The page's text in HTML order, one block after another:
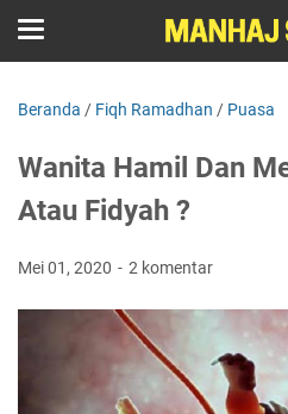
Beranda / Fiqh Ramadhan / Puasa
Wanita Hamil Dan
Atau Fidyah ?
Mei 01, 2020 2 komentar